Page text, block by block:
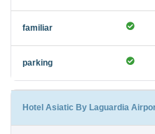
Hotel Asiatic By Laguardia